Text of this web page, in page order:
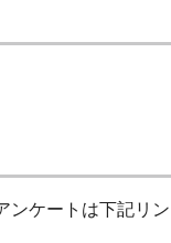
ンケートは下記リ